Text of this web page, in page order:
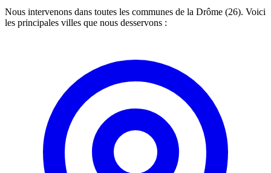
Nous intervenons dans toutes les communes de la Drôme (26). Voici
les principales villes que nous desservons :